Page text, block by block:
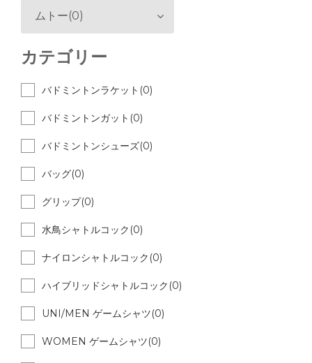
ムトー(0)
カテゴリー
バドミントンラケット(0)
バドミントンガット(0)
バドミントンシューズ(0)
バッグ(0)
グリップ(0)
水鳥シャトルコック(0)
ナイロンシャトルコック(0)
ハイブリッドシャトルコック(0)
UNI/MEN ゲームシャツ(0)
WOMEN ゲームシャツ(0)